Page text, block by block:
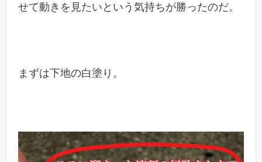
せて動きを見たいという気持ちが勝ったのだ。
まずは下地の白塗り。